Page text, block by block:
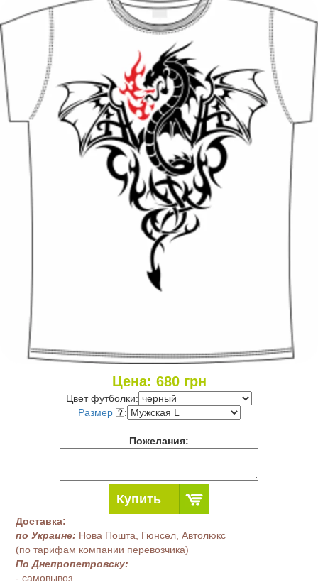
Цена: 680грн
Цвет футболки:
Размер
:
Пожелания:
Купить
Доставка:
по Украине: Нова Пошта, Гюнсел, Автолюкс
(по тарифам компании перевозчика)
По Днепропетровску:
- самовывоз